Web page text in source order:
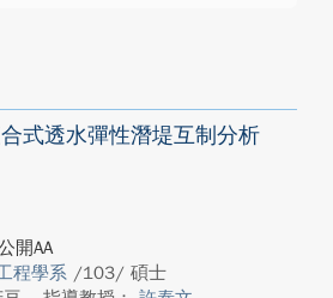
式透水彈性潛堤互制分析
開AA
程學系 /103/ 碩士